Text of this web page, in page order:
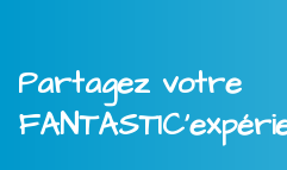
Partagez votre